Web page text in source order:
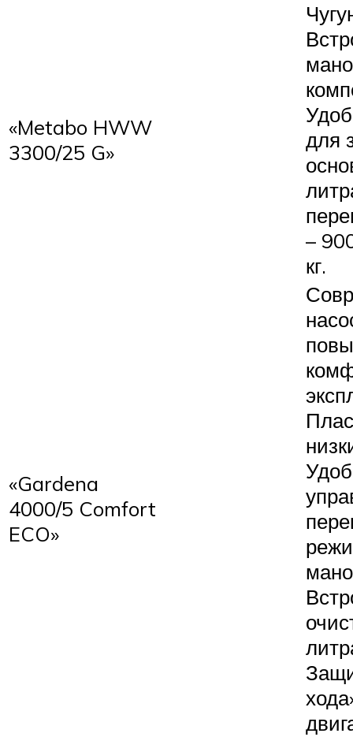
«Metabo HWW
3300/25 G»
для
–
кг.
«Gardena
4000/5 Comfort
ECO»